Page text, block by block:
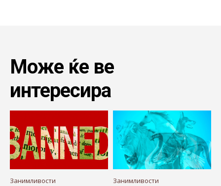
Може ќе ве
интересира
Занимливости Занимливости